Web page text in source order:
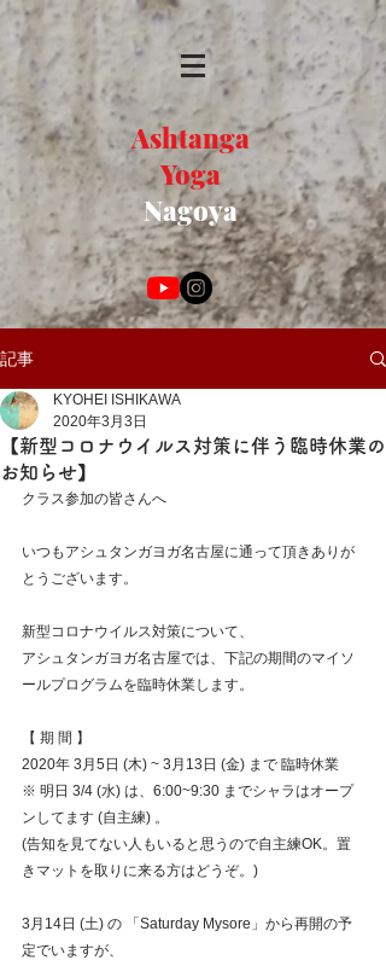
Ashtanga
Yoga
Nagoya
記事
【新型コロナウイルス対策に伴う臨時休業の
お知らせ】
KYOHEI ISHIKAWA
2020年3月3日
クラス参加の皆さんへ
いつもアシュタンガヨガ名古屋に通って頂きありが
とうございます。
新型コロナウイルス対策について、
アシュタンガヨガ名古屋では、下記の期間のマイソ
ールプログラムを臨時休業します。
【 期 間 】
2020年 3月5日 (木) ~ 3月13日 (金) まで 臨時休業
※ 明日 3/4 (水) は、6:00~9:30 までシャラはオープ
ンしてます (自主練) 。
(告知を見てない人もいると思うので自主練OK。置
きマットを取りに来る方はどうぞ。)
3月14日 (土) の 「Saturday Mysore」から再開の予
定でいますが、